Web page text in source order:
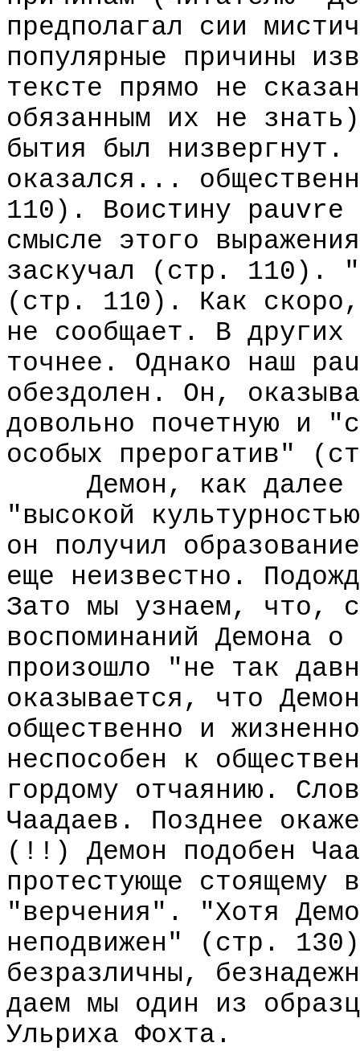
предполагал сии
популярные причины
тексте прямо не
обязанным их не
бытия был низвергнут.
оказался...
110). Воистину
смысле этого
заскучал (стр. 110).
(стр. 110). Как
не сообщает. В других
точнее. Однако наш
обездолен. Он,
довольно почетную и
особых прерогатив"
Демон, как далее
"высокой
он получил
еще неизвестно.
Зато мы узнаем, что,
воспоминаний Демона
произошло "не так
оказывается, что
общественно и
неспособен к
гордому отчаянию.
Чаадаев. Позднее
(!!) Демон подобен
протестующе стоящему
"верчения". "Хотя
неподвижен" (стр.
безразличны,
даем мы один из
Ульриха Фохта.